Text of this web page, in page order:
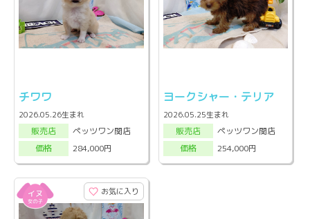
チワワ
2026.05.26生まれ
販売店
ペッツワン関店
価格
284,000円
ヨークシャー・テリア
2026.05.25生まれ
販売店
ペッツワン関店
価格
254,000円
お気に入り